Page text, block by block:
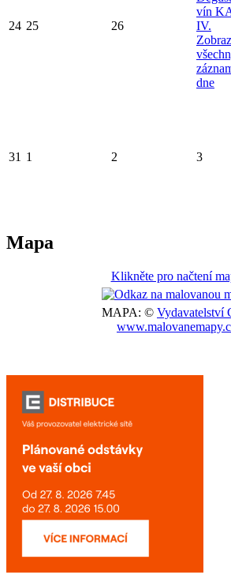
24 25 26
vín
IV.
dne
31 1 2 3
Mapa
Klikněte pro načtení
MAPA: © Vydavatelství